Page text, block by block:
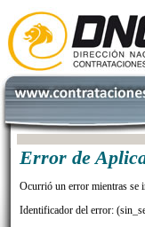
Error de
Ocurrió un error mientras se
Identificador del error: